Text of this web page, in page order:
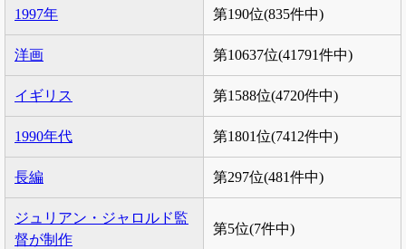
1997年 第190位(835件中)
洋画 第10637位(41791件中)
イギリス 第1588位(4720件中)
1990年代 第1801位(7412件中)
長編 第297位(481件中)
ジュリアン・ジャロルド監
督が制作
第5位(7件中)